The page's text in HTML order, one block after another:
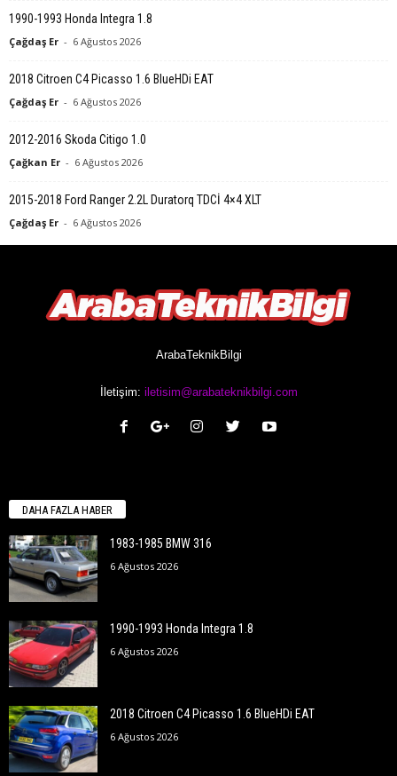
1990-1993 Honda Integra 1.8
Çağdaş Er - 6 Ağustos 2026
2018 Citroen C4 Picasso 1.6 BlueHDi EAT
Çağdaş Er - 6 Ağustos 2026
2012-2016 Skoda Citigo 1.0
Çağkan Er - 6 Ağustos 2026
2015-2018 Ford Ranger 2.2L Duratorq TDCİ 4×4 XLT
Çağdaş Er - 6 Ağustos 2026
ArabaTeknikBilgi
İletişim: iletisim@arabateknikbilgi.com
DAHA FAZLA HABER
1983-1985 BMW 316
6 Ağustos 2026
1990-1993 Honda Integra 1.8
6 Ağustos 2026
2018 Citroen C4 Picasso 1.6 BlueHDi EAT
6 Ağustos 2026